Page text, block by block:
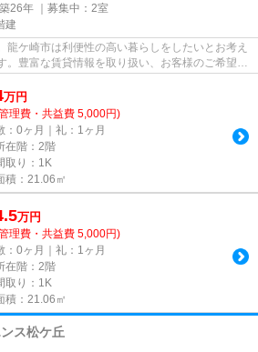
26年 ｜募集中： 2室
建
龍ケ崎市は利便性の高い暮らしをしたいとお考え
。豊富な賃貸情報を取り扱い、お客様のご希望に
万円
理費・共益費 5,000円)
：0ヶ月｜礼：1ヶ月
在階：2階
取り：1K
積：21.06㎡
万円
理費・共益費 5,000円)
：0ヶ月｜礼：1ヶ月
在階：2階
取り：1K
積：21.06㎡
ス松ケ丘